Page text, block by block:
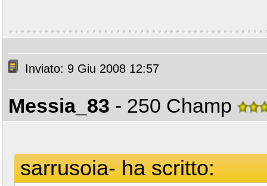
Inviato: 9 Giu 2008 12:57
Messia_83 - 250 Champ
sarrusoia- ha scritto: